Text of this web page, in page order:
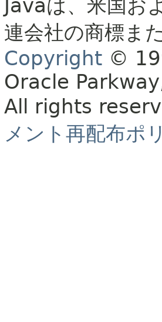
Javaは、米国お
連会社の商標ま
Copyright ©
Oracle
All rights
メント再配布ポ